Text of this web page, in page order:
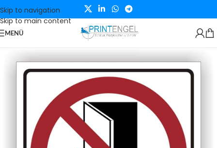
Skip to navigation
Skip to main content
MENÜ